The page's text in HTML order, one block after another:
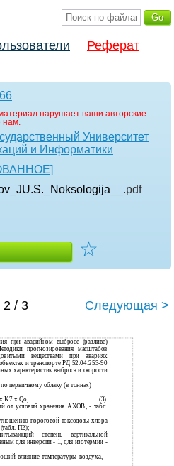
Реферат
нарушает ваши авторские
нам.
Университет
и Информатики
.pdf
☆
2 / 3 Следующая >
при аварийном выбросе (разливе)
прогнозирования масштабов
веществами при авариях
и транспорте РД 52.04.253-90
характеристик выброса и скорости
по первичному облаку (в тоннах)
K7 x Qо,
(3)
от условий хранения АХОВ, - табл.
пороговой токсодозы хлора
П2);
степень вертикальной
для инверсии - 1, для изотермии -
влияние температуры воздуха, -